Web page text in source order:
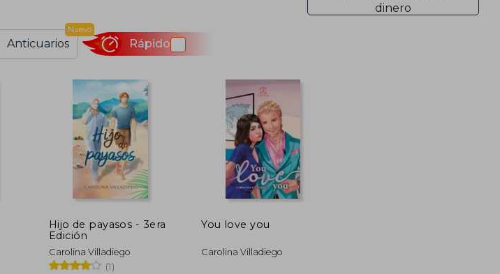
dinero
Anticuarios
Nuevo
Rápido
Hijo de payasos - 3era
Edición
Carolina Villadiego
(1)
You love you
Carolina Villadiego